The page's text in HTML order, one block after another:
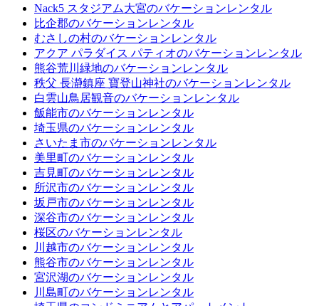
Nack5 スタジアム大宮のバケーションレンタル
比企郡のバケーションレンタル
むさしの村のバケーションレンタル
アクア パラダイス パティオのバケーションレンタル
熊谷荒川緑地のバケーションレンタル
秩父 長瀞鎮座 寶登山神社のバケーションレンタル
白雲山鳥居観音のバケーションレンタル
飯能市のバケーションレンタル
埼玉県のバケーションレンタル
さいたま市のバケーションレンタル
美里町のバケーションレンタル
吉見町のバケーションレンタル
所沢市のバケーションレンタル
坂戸市のバケーションレンタル
深谷市のバケーションレンタル
桜区のバケーションレンタル
川越市のバケーションレンタル
熊谷市のバケーションレンタル
宮沢湖のバケーションレンタル
川島町のバケーションレンタル